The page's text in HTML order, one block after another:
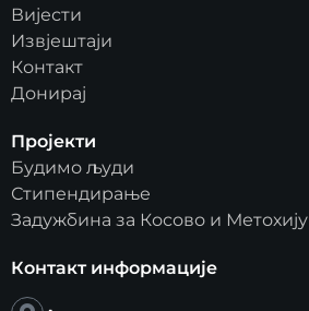
Вијести
Извјештаји
Контакт
Донирај
Пројекти
Будимо људи
Стипендирање
Задужбина за Косово и Метохију
Контакт информације